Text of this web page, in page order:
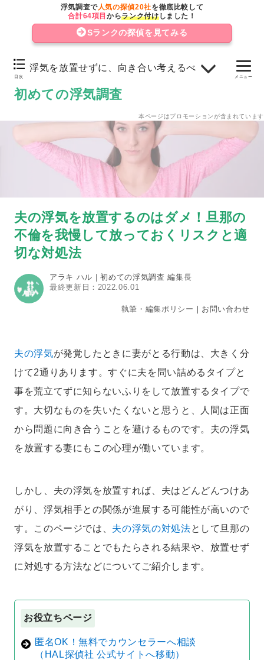
初めての浮気調査
メニュー
本ページはプロモーションが含まれています
夫の浮気を放置するのはダメ！旦那の
不倫を我慢して放っておくリスクと適
切な対処法
アラキ ハル｜初めての浮気調査 編集長
最終更新日：2022.06.01
執筆・編集ポリシー ｜ お問い合わせ
夫の浮気が発覚したときに妻がとる行動は、大きく分
けて2通りあります。すぐに夫を問い詰めるタイプと
事を荒立てずに知らないふりをして放置するタイプで
す。大切なものを失いたくないと思うと、人間は正面
から問題に向き合うことを避けるものです。夫の浮気
を放置する妻にもこの心理が働いています。
しかし、夫の浮気を放置すれば、夫はどんどんつけあ
がり、浮気相手との関係が進展する可能性が高いので
す。このページでは、 夫の浮気の対処法として旦那の
浮気を放置することでもたらされる結果や、放置せず
に対処する方法などについてご紹介します。
お役立ちページ
匿名OK！無料でカウンセラーへ相談
（HAL探偵社 公式サイトへ移動）
目次
浮気を放置せずに、向き合い考えるべきこと
浮気に気付かない、放置する妻に愛情がないと感じてし
まう
自分自身の精神状態を維持するのが難しい
浮気を放置せずに、向き合い考えるべきこと
夫を問い詰める前に、浮気の証拠を掴む方法
浮気調査で人気の探偵20社を徹底比較して
合計64項目からランク付けしました！
Sランクの探偵を見てみる